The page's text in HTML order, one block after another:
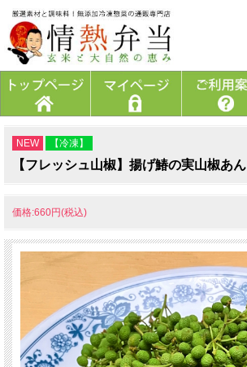
NEW 【冷凍】
【フレッシュ山椒】揚げ鰆の実山椒あん
価格:660円(税込)